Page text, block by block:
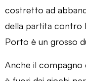
costretto ad
della partita contro
Porto è un grosso
Anche il compagno